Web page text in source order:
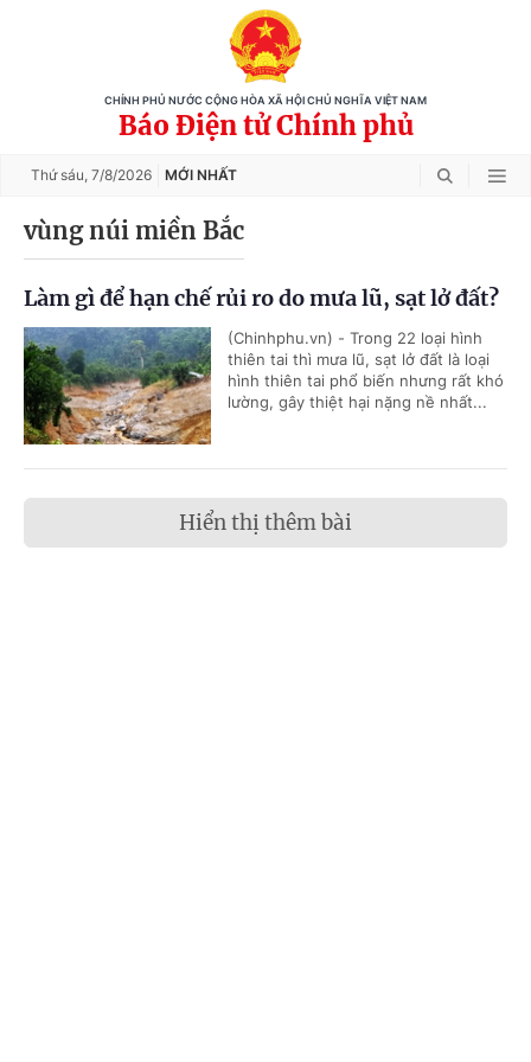
CHÍNH PHỦ NƯỚC CỘNG HÒA XÃ HỘI CHỦ NGHĨA VIỆT NAM
Báo Điện tử Chính phủ
Thứ sáu, 7/8/2026 MỚI NHẤT
vùng núi miền Bắc
Làm gì để hạn chế rủi ro do mưa lũ, sạt lở đất?
(Chinhphu.vn) - Trong 22 loại hình
thiên tai thì mưa lũ, sạt lở đất là loại
hình thiên tai phổ biến nhưng rất khó
lường, gây thiệt hại nặng nề nhất...
Hiển thị thêm bài